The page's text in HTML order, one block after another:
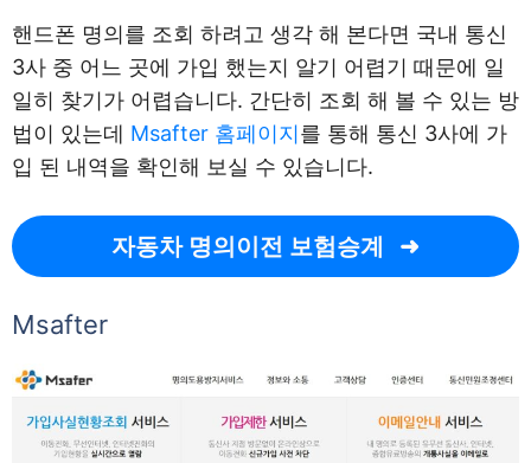
핸드폰 명의를 조회 하려고 생각 해 본다면 국내 통신
3사 중 어느 곳에 가입 했는지 알기 어렵기 때문에 일
일히 찾기가 어렵습니다. 간단히 조회 해 볼 수 있는 방
법이 있는데 Msafter 홈페이지를 통해 통신 3사에 가
입 된 내역을 확인해 보실 수 있습니다.
자동차 명의이전 보험승계
Msafter